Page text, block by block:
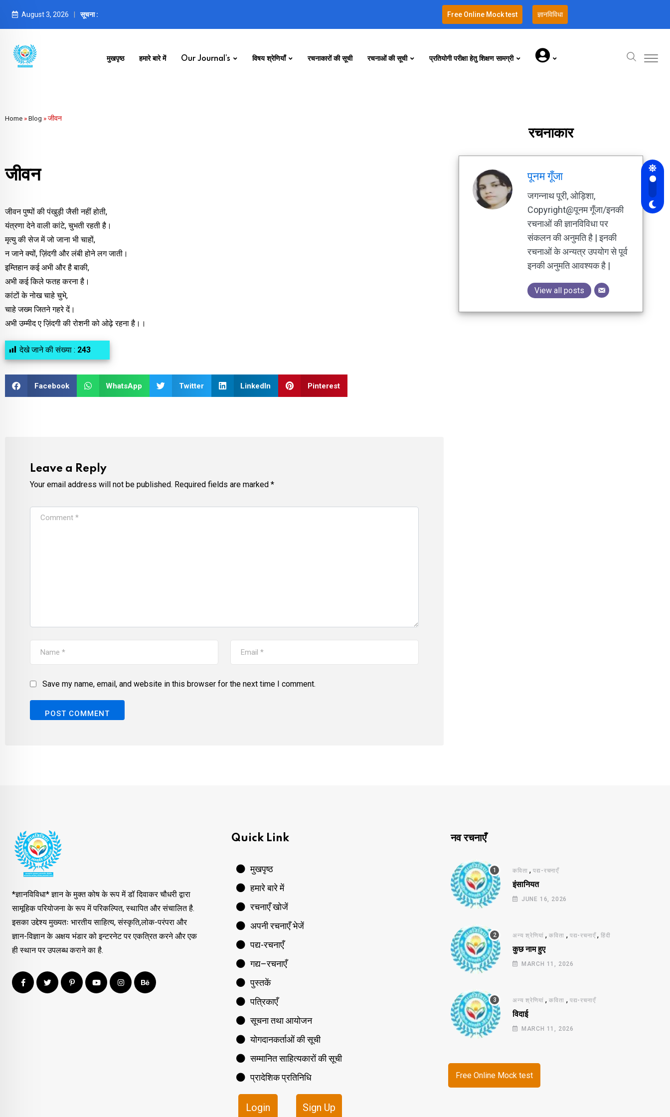
August 3, 2026 सूचना : Free Online Mock test ज्ञानविविधा
मुखपृष्ठ हमारे बारे में Our Journal’s विषय श्रेणियाँ रचनाकारों की सूची रचनाओं की सूची प्रतियोगी परीक्षा हेतु शिक्षण सामग्री
Home »Blog »जीवन
जीवन
जीवन पुष्पों की पंखुड़ी जैसी नहीं होती,
यंत्रणा देने वाली कांटे, चुभती रहती है।
मृत्यु की सेज में जो जाना भी चाहों,
न जाने क्यों, ज़िंदगी और लंबी होने लग जाती।
इम्तिहान कई अभी और है बाकी,
अभी कई किले फतह करना है।
कांटों के नोख चाहे चुभे,
चाहे जख्म जितने गहरे दें।
अभी उम्मीद ए ज़िंदगी की रोशनी को ओढ़े रहना है।।
देखे जाने की संख्या : 243
Facebook WhatsApp Twitter LinkedIn Pinterest
Leave a Reply
Your email address will not be published. Required fields are marked *
Save my name, email, and website in this browser for the next time I comment.
रचनाकार
पूनम गूँजा
जगन्नाथ पूरी, ओड़िशा,
Copyright@पूनम गूँजा/इनकी
रचनाओं की ज्ञानविविधा पर
संकलन की अनुमति है | इनकी
रचनाओं के अन्यत्र उपयोग से पूर्व
इनकी अनुमति आवश्यक है |
View all posts
*ज्ञानविविधा* ज्ञान के मुक्त कोष के रूप में डॉ दिवाकर चौधरी द्वारा
सामूहिक परियोजना के रूप में परिकल्पित, स्थापित और संचालित है.
इसका उद्देश्य मुख्यतः भारतीय साहित्य, संस्कृति,लोक-परंपरा और
ज्ञान-विज्ञान के अक्षय भंडार को इन्टरनेट पर एकत्रित करने और एक
ही स्थान पर उपलब्ध कराने का है.
Quick Link
मुखपृष्ठ
हमारे बारे में
रचनाएँ खोजें
अपनी रचनाएँ भेजें
पद्य-रचनाएँ
गद्य–रचनाएँ
पुस्तकें
पत्रिकाएँ
सूचना तथा आयोजन
योगदानकर्ताओं की सूची
सम्मानित साहित्यकारों की सूची
प्रादेशिक प्रतिनिधि
Login Sign Up
नव रचनाएँ
कविता ,पद्य-रचनाएँ
इंसानियत
JUNE 16, 2026
अन्य श्रेणियां ,कविता , पद्य-रचनाएँ,हिंदी
कुछ नाम हुए
MARCH 11, 2026
अन्य श्रेणियां ,कविता , पद्य-रचनाएँ
विदाई
MARCH 11, 2026
Free Online Mock test